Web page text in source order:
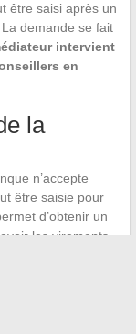
être saisi après un
demande se fait
intervient
en
la
n’accepte
être saisie pour
d’obtenir un
les virements